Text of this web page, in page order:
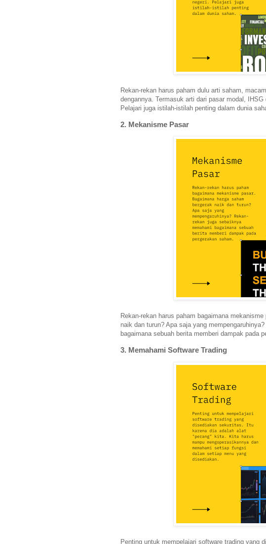
Rekan-rekan harus paham dulu arti saham,
dengannya. Termasuk arti dari pasar modal,
Pelajari juga istilah-istilah penting dalam dunia
2. Mekanisme Pasar
Rekan-rekan harus paham bagaimana
naik dan turun? Apa saja yang
bagaimana sebuah berita memberi dampak pada
3. Memahami Software Trading
Penting untuk mempelajari software trading yang